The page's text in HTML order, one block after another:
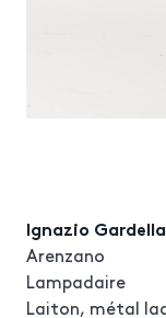
Ignazio
Arenzano
Lampadaire
Laiton, métal